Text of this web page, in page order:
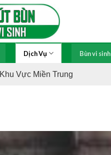
Dịch Vụ Bùn vi
Khu Vực Miền Trung